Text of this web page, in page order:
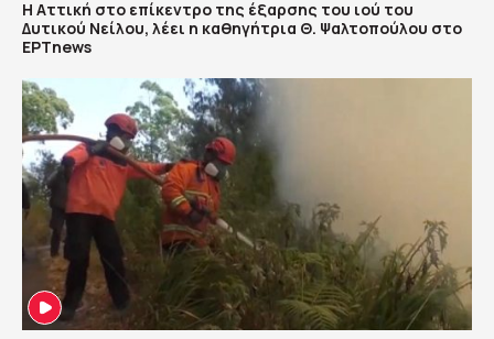
Η Αττική στο επίκεντρο της έξαρσης του ιού του
Δυτικού Νείλου, λέει η καθηγήτρια Θ. Ψαλτοπούλου στο
ΕΡΤnews